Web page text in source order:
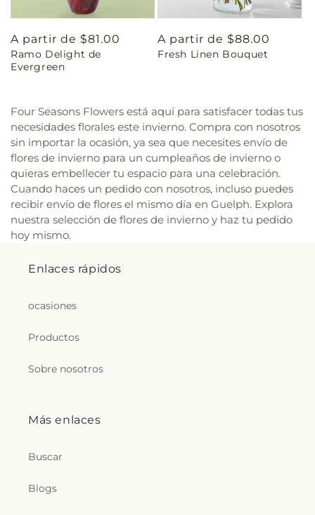
Precio
habitual
A partir de $81.00
Ramo Delight de
Evergreen
Precio
habitual
A partir de $88.00
Fresh Linen Bouquet
Four Seasons Flowers está aquí para satisfacer todas tus
necesidades florales este invierno. Compra con nosotros
sin importar la ocasión, ya sea que necesites envío de
flores de invierno para un cumpleaños de invierno o
quieras embellecer tu espacio para una celebración.
Cuando haces un pedido con nosotros, incluso puedes
recibir envío de flores el mismo día en Guelph. Explora
nuestra selección de flores de invierno y haz tu pedido
hoy mismo.
Enlaces rápidos
ocasiones
Productos
Sobre nosotros
Más enlaces
Buscar
Blogs